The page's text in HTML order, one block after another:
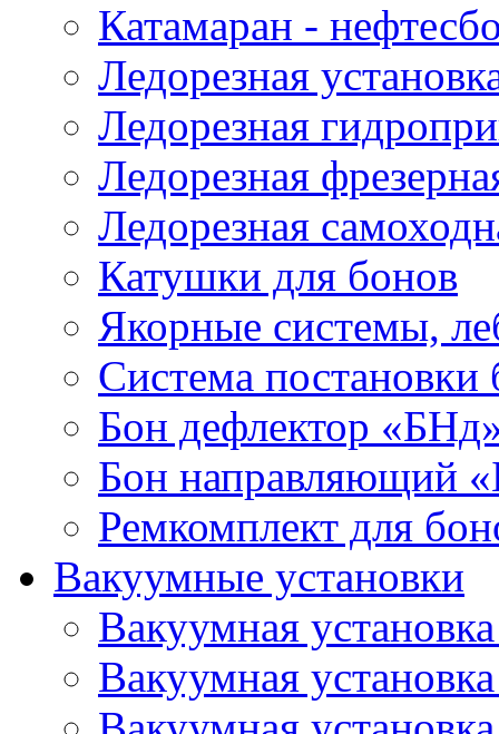
Катамаран -
Ледорезная
Ледорезная
Ледорезная
Ледорезная
Катушки для бонов
Якорные системы,
Система
Бон дефлектор
Бон направляющий
Ремкомплект для
Вакуумные установки
Вакуумная
Вакуумная